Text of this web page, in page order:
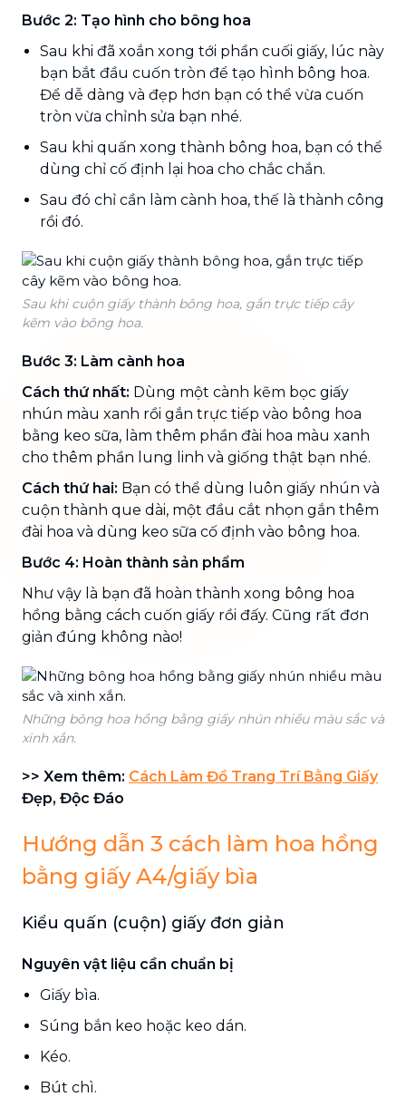
Bước 2: Tạo hình cho bông hoa
Sau khi đã xoắn xong tới phần cuối giấy, lúc này
bạn bắt đầu cuốn tròn để tạo hình bông hoa.
Để dễ dàng và đẹp hơn bạn có thể vừa cuốn
tròn vừa chỉnh sửa bạn nhé.
Sau khi quấn xong thành bông hoa, bạn có thể
dùng chỉ cố định lại hoa cho chắc chắn.
Sau đó chỉ cần làm cành hoa, thế là thành công
rồi đó.
Sau khi cuộn giấy thành bông hoa, gắn trực tiếp cây
kẽm vào bông hoa.
Bước 3: Làm cành hoa
Cách thứ nhất: Dùng một cành kẽm bọc giấy
nhún màu xanh rồi gắn trực tiếp vào bông hoa
bằng keo sữa, làm thêm phần đài hoa màu xanh
cho thêm phần lung linh và giống thật bạn nhé.
Cách thứ hai: Bạn có thể dùng luôn giấy nhún và
cuộn thành que dài, một đầu cắt nhọn gắn thêm
đài hoa và dùng keo sữa cố định vào bông hoa.
Bước 4: Hoàn thành sản phẩm
Như vậy là bạn đã hoàn thành xong bông hoa
hồng bằng cách cuốn giấy rồi đấy. Cũng rất đơn
giản đúng không nào!
Những bông hoa hồng bằng giấy nhún nhiều màu sắc và
xinh xắn.
>> Xem thêm: Cách Làm Đồ Trang Trí Bằng Giấy
Đẹp, Độc Đáo
Hướng dẫn 3 cách làm hoa hồng
bằng giấy A4/giấy bìa
Kiểu quấn (cuộn) giấy đơn giản
Nguyên vật liệu cần chuẩn bị
Giấy bìa.
Súng bắn keo hoặc keo dán.
Kéo.
Bút chì.